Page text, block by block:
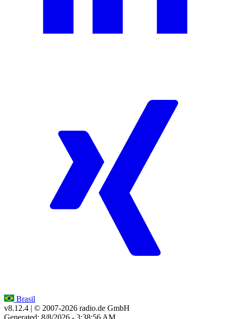
Brasil
v8.12.4 | © 2007-2026 radio.de GmbH